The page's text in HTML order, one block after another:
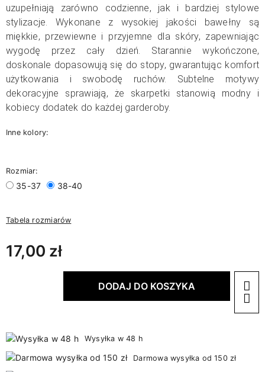
uzupełniają zarówno codzienne, jak i bardziej stylowe
stylizacje. Wykonane z wysokiej jakości bawełny są
miękkie, przewiewne i przyjemne dla skóry, zapewniając
wygodę przez cały dzień. Starannie wykończone,
doskonale dopasowują się do stopy, gwarantując komfort
użytkowania i swobodę ruchów. Subtelne motywy
dekoracyjne sprawiają, że skarpetki stanowią modny i
kobiecy dodatek do każdej garderoby.
Inne kolory:
Rozmiar:
35-37 38-40
Tabela rozmiarów
17,00 zł
DODAJ DO KOSZYKA
Wysyłka w 48 h
Darmowa wysyłka od 150 zł